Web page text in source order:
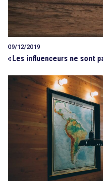
09/12/2019
«Les influenceurs ne sont